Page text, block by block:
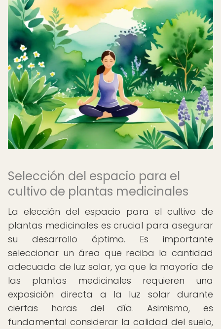
Selección del espacio para el
cultivo de plantas medicinales
La elección del espacio para el cultivo de
plantas medicinales es crucial para asegurar
su desarrollo óptimo. Es importante
seleccionar un área que reciba la cantidad
adecuada de luz solar, ya que la mayoría de
las plantas medicinales requieren una
exposición directa a la luz solar durante
ciertas horas del día. Asimismo, es
fundamental considerar la calidad del suelo,